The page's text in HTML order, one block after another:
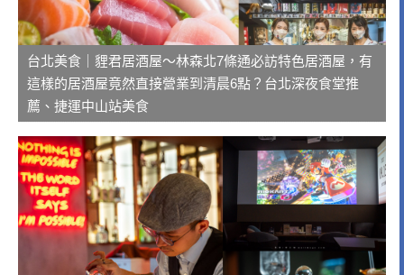
台北美食｜貍君居酒屋～林森北7條通必訪特色居酒屋，有
這樣的居酒屋竟然直接營業到清晨6點？台北深夜食堂推
薦、捷運中山站美食